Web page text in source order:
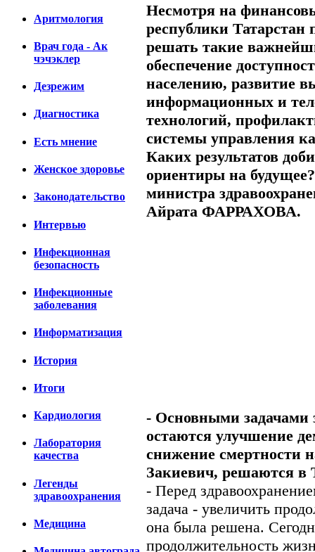
Аритмология
Врач года - Ак
чэчэклер
Дезрежим
Диагностика
Есть мнение
Женское здоровье
Законодательство
Интервью
Инфекционная
безопасность
Инфекционные
заболевания
Информатизация
История
Итоги
Кардиология
Лаборатория
качества
Легенды
здравоохранения
Медицина
Несмотря на
республики Татарстан
решать такие
обеспечение
населению, развитие
информационных и
технологий,
системы управления
Каких результатов
ориентиры на
министра
Айрата ФАРРАХОВА.
- Основными задачами
остаются улучшение
снижение смертности
Закиевич, решаются в
- Перед
задача - увеличить
она была решена.
продолжительность